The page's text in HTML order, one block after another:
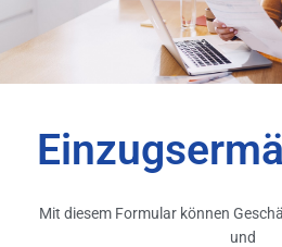
Mit diesem Formular können
und